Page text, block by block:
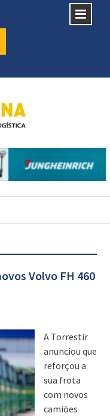
Volvo FH 460
A Torrestir
anunciou que
reforçou a
sua frota
com novos
camiões